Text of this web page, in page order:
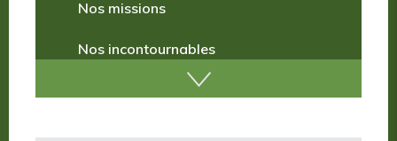
Nos incontournables